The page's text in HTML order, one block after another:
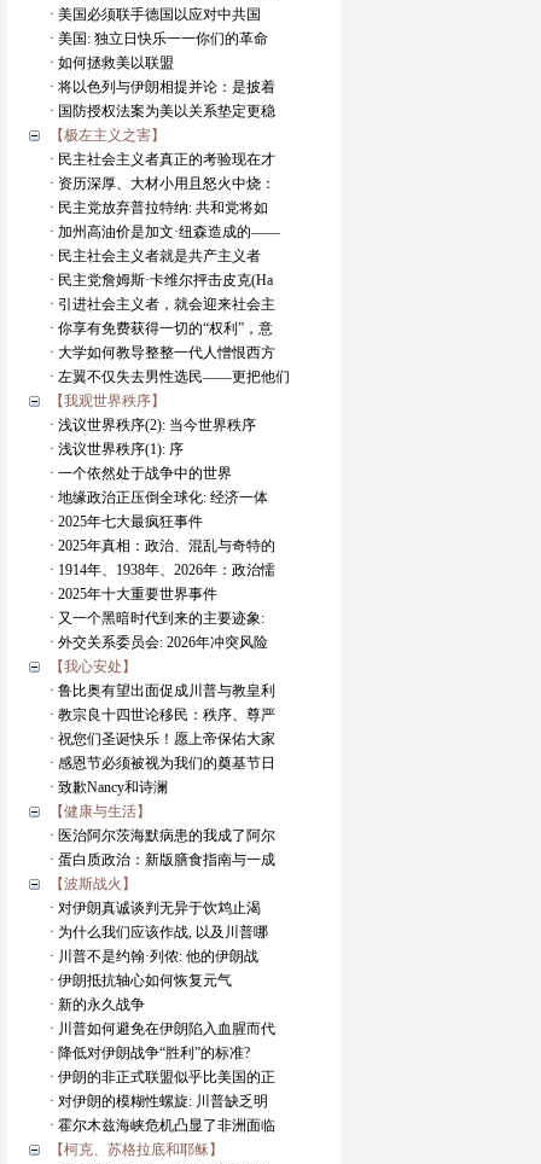
· 美国必须联手德国以应对中共国
· 美国: 独立日快乐一一你们的革命
· 如何拯救美以联盟
· 将以色列与伊朗相提并论：是披着
· 国防授权法案为美以关系垫定更稳
【极左主义之害】
· 民主社会主义者真正的考验现在才
· 资历深厚、大材小用且怒火中烧：
· 民主党放弃普拉特纳: 共和党将如
· 加州高油价是加文·纽森造成的——
· 民主社会主义者就是共产主义者
· 民主党詹姆斯·卡维尔抨击皮克(Ha
· 引进社会主义者，就会迎来社会主
· 你享有免费获得一切的“权利”，意
· 大学如何教导整整一代人憎恨西方
· 左翼不仅失去男性选民——更把他们
【我观世界秩序】
· 浅议世界秩序(2): 当今世界秩序
· 浅议世界秩序(1): 序
· 一个依然处于战争中的世界
· 地缘政治正压倒全球化: 经济一体
· 2025年七大最疯狂事件
· 2025年真相：政治、混乱与奇特的
· 1914年、1938年、2026年：政治懦
· 2025年十大重要世界事件
· 又一个黑暗时代到来的主要迹象:
· 外交关系委员会: 2026年冲突风险
【我心安处】
· 鲁比奥有望出面促成川普与教皇利
· 教宗良十四世论移民：秩序、尊严
· 祝您们圣诞快乐！愿上帝保佑大家
· 感恩节必须被视为我们的奠基节日
· 致歉Nancy和诗澜
【健康与生活】
· 医治阿尔茨海默病患的我成了阿尔
· 蛋白质政治：新版膳食指南与一成
【波斯战火】
· 对伊朗真诚谈判无异于饮鸩止渴
· 为什么我们应该作战, 以及川普哪
· 川普不是约翰·列侬: 他的伊朗战
· 伊朗抵抗轴心如何恢复元气
· 新的永久战争
· 川普如何避免在伊朗陷入血腥而代
· 降低对伊朗战争“胜利”的标准?
· 伊朗的非正式联盟似乎比美国的正
· 对伊朗的模糊性螺旋: 川普缺乏明
· 霍尔木兹海峡危机凸显了非洲面临
【柯克、苏格拉底和耶稣】